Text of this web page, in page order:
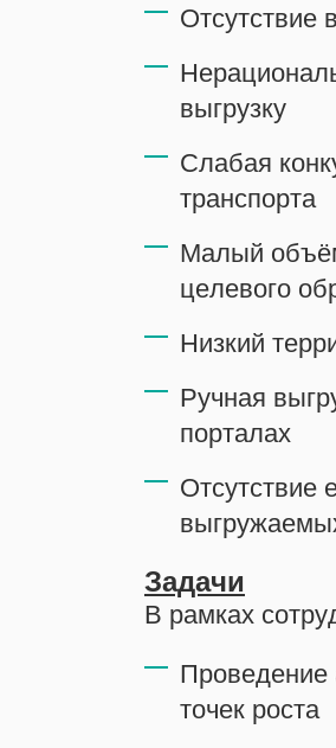
Отсутствие
выгрузку
Слабая
транспорта
Малый
целевого
Низкий
Ручная
порталах
Отсутствие
Задачи
В рамках
Проведение
точек роста